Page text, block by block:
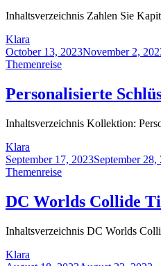
Inhaltsverzeichnis Zahlen Sie
Klara
October 13, 2023November 2,
Themenreise
Personalisierte
Inhaltsverzeichnis Kollektion:
Klara
September 17, 2023September 28,
Themenreise
DC Worlds Collide
Inhaltsverzeichnis DC Worlds
Klara